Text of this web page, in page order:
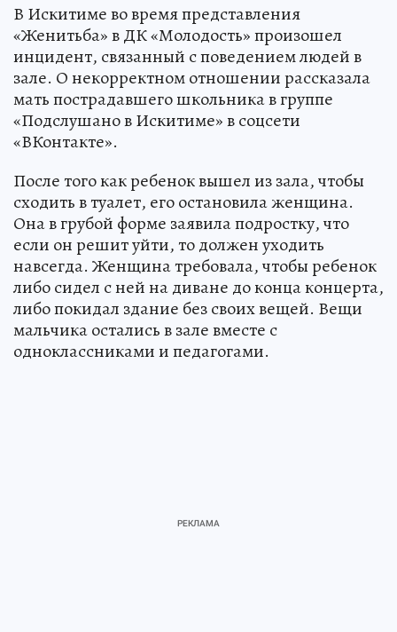
В Искитиме во время представления
«Женитьба» в ДК «Молодость» произошел
инцидент, связанный с поведением людей в
зале. О некорректном отношении рассказала
мать пострадавшего школьника в группе
«Подслушано в Искитиме» в соцсети
«ВКонтакте».
После того как ребенок вышел из зала, чтобы
сходить в туалет, его остановила женщина.
Она в грубой форме заявила подростку, что
если он решит уйти, то должен уходить
навсегда. Женщина требовала, чтобы ребенок
либо сидел с ней на диване до конца концерта,
либо покидал здание без своих вещей. Вещи
мальчика остались в зале вместе с
одноклассниками и педагогами.